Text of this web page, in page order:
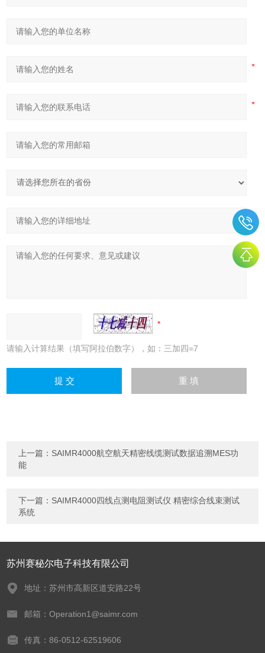
请输入计算结果（填写阿拉伯数字），如：三加四=7
上一篇： SAIMR4000航空航天精密线缆测试数据追溯MES功
能
下一篇： SAIMR4000四线点测电阻测试仪 精密综合线束测试
系统
苏州赛秘尔电子科技有限公司
地址：苏州市高新区道安路22号
邮箱：Operation1@saimr.com
传真：86-0512-62519606